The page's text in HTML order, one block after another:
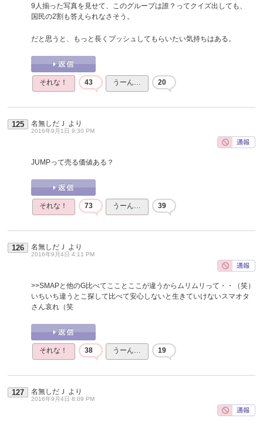
9人揃った写真を見せて、このグループは誰？ってクイズ出しても、
国民の2割も答えられなさそう。
だと思うと、もっと長くプッシュしてもらいたい気持ちはある。
それな！ 43 うーん… 20
125 名無しだＪ より
2016年9月1日 9:30 PM
JUMPって売る価値ある？
それな！ 73 うーん… 39
126 名無しだＪ より
2016年9月4日 4:11 PM
>>SMAPと他のG比べてこことここが違うからムリムリって・・（笑）
いちいち違うとこ探して比べて安心しないと生きていけないスマオタ
さん哀れ（笑
それな！ 38 うーん… 19
127 名無しだＪ より
2016年9月4日 8:09 PM